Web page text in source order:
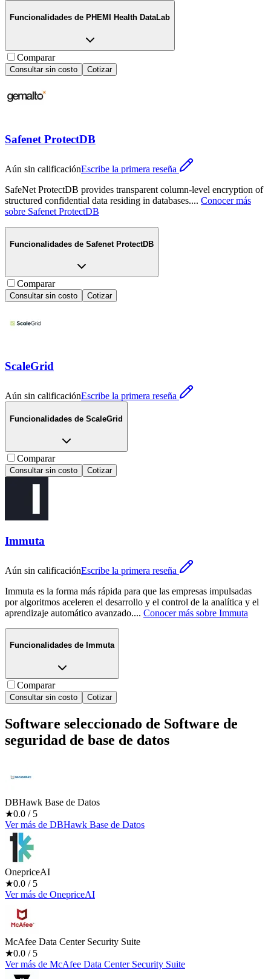
Funcionalidades de PHEMI Health DataLab
Comparar
Consultar sin costo Cotizar
Safenet ProtectDB
Aún sin calificaciónEscribe la primera reseña
SafeNet ProtectDB provides transparent column-level encryption of
structured confidential data residing in databases.... Conocer más
sobre Safenet ProtectDB
Funcionalidades de Safenet ProtectDB
Comparar
Consultar sin costo Cotizar
ScaleGrid
Aún sin calificaciónEscribe la primera reseña
Funcionalidades de ScaleGrid
Comparar
Consultar sin costo Cotizar
Immuta
Aún sin calificaciónEscribe la primera reseña
Immuta es la forma más rápida para que las empresas impulsadas
por algoritmos aceleren el desarrollo y el control de la analítica y el
aprendizaje automático avanzado.... Conocer más sobre Immuta
Funcionalidades de Immuta
Comparar
Consultar sin costo Cotizar
Software seleccionado de Software de
seguridad de base de datos
DBHawk Base de Datos
★0.0 / 5
Ver más de DBHawk Base de Datos
OnepriceAI
★0.0 / 5
Ver más de OnepriceAI
McAfee Data Center Security Suite
★0.0 / 5
Ver más de McAfee Data Center Security Suite